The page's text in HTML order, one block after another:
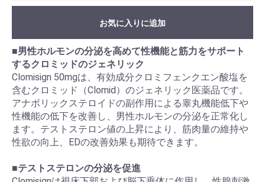
お気に入りに追加
■男性ホルモンの分泌を高めて性機能と筋力をサポート
するクロミッドのジェネリック
Clomisign 50mgは、有効成分クロミフェンクエン酸塩を
含むクロミッド（Clomid）のジェネリック医薬品です。
アナボリックステロイドの副作用による睾丸機能低下や
性機能の低下を改善し、男性ホルモンの分泌を正常化し
ます。テストステロン値の上昇により、筋肉量の維持や
性欲の向上、EDの改善効果も期待できます。
■テストステロンの分泌を促進